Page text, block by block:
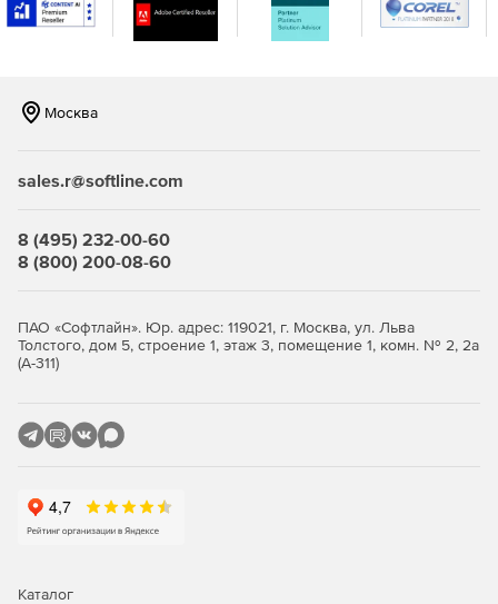
Москва
sales.r@softline.com
8 (495) 232-00-60
8 (800) 200-08-60
ПАО «Софтлайн». Юр. адрес: 119021, г. Москва, ул. Льва
Толстого, дом 5, строение 1, этаж 3, помещение 1, комн. № 2, 2а
(А-311)
Каталог